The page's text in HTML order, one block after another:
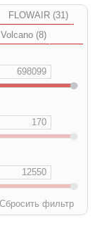
FLOWAIR (31)
Volcano (8)
Сбросить фильтр